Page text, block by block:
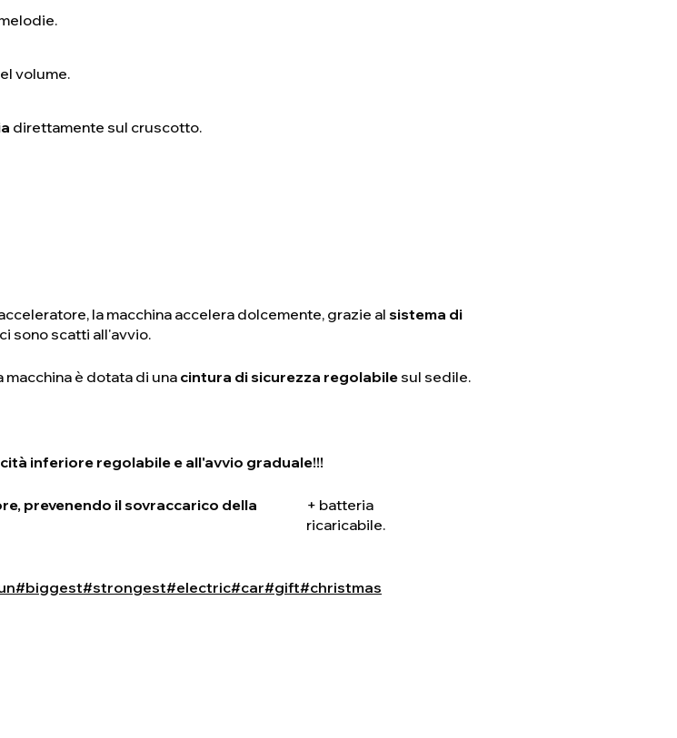
volume.
direttamente sul cruscotto.
la macchina accelera dolcemente, grazie al sistema di
sono scatti all'avvio.
è dotata di unacintura di sicurezza regolabilesul sedile.
inferiore regolabile e all'avvio graduale!!!
prevenendo il sovraccarico della
+ batteria
ricaricabile.
#biggest#strongest#electric#car#gift#christmas